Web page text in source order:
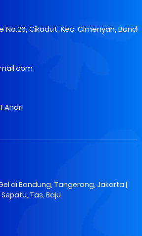
No.26, Cikadut, Kec. Cimenyan,
Andri
di Bandung, Tangerang, Jakarta |
Tas, Baju